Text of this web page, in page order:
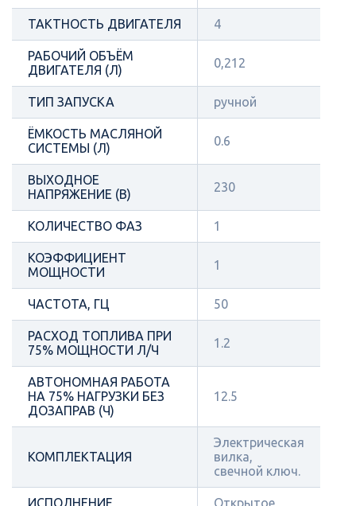
ТАКТНОСТЬ ДВИГАТЕЛЯ 4
РАБОЧИЙ ОБЪЁМ
ДВИГАТЕЛЯ (Л)
0,212
ТИП ЗАПУСКА ручной
ЁМКОСТЬ МАСЛЯНОЙ
СИСТЕМЫ (Л)
0.6
ВЫХОДНОЕ
НАПРЯЖЕНИЕ (В)
230
КОЛИЧЕСТВО ФАЗ 1
КОЭФФИЦИЕНТ
МОЩНОСТИ
1
ЧАСТОТА, ГЦ 50
РАСХОД ТОПЛИВА ПРИ
75% МОЩНОСТИ Л/Ч
1.2
АВТОНОМНАЯ РАБОТА
НА 75% НАГРУЗКИ БЕЗ
ДОЗАПРАВ (Ч)
12.5
КОМПЛЕКТАЦИЯ
Электрическая
вилка,
свечной ключ.
ИСПОЛНЕНИЕ Открытое